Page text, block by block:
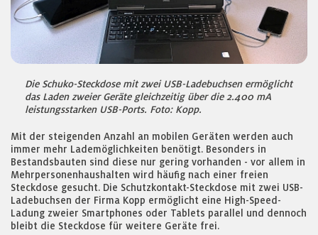
Die Schuko-Steckdose mit zwei USB-Ladebuchsen ermöglicht
das Laden zweier Geräte gleichzeitig über die 2.400 mA
leistungsstarken USB-Ports. Foto: Kopp.
Mit der steigenden Anzahl an mobilen Geräten werden auch
immer mehr Lademöglichkeiten benötigt. Besonders in
Bestandsbauten sind diese nur gering vorhanden - vor allem in
Mehrpersonenhaushalten wird häufig nach einer freien
Steckdose gesucht. Die Schutzkontakt-Steckdose mit zwei USB-
Ladebuchsen der Firma Kopp ermöglicht eine High-Speed-
Ladung zweier Smartphones oder Tablets parallel und dennoch
bleibt die Steckdose für weitere Geräte frei.